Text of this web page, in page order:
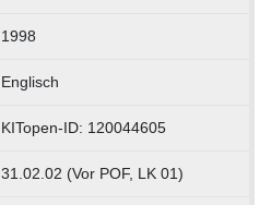
1998
Englisch
KITopen-ID: 120044605
31.02.02 (Vor POF, LK 01)